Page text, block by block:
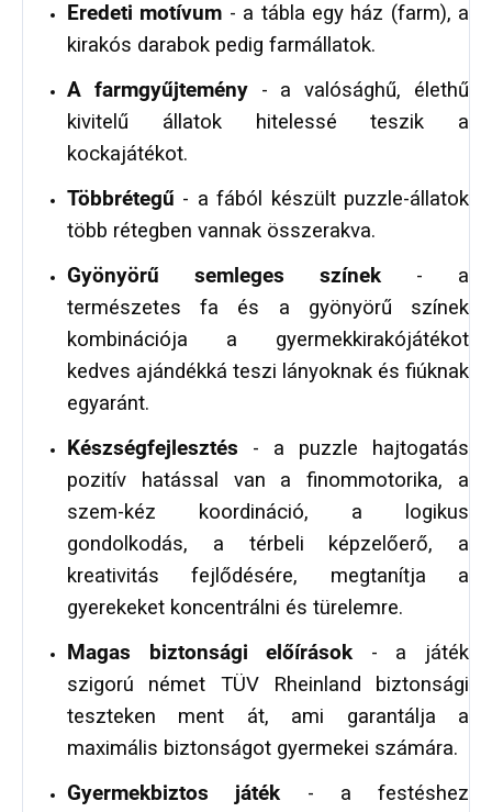
Eredeti motívum - a tábla egy ház (farm), a
kirakós darabok pedig farmállatok.
A farmgyűjtemény- a valósághű, élethű
kivitelű állatok hitelessé teszik a
kockajátékot.
Többrétegű - a fából készült puzzle-állatok
több rétegben vannak összerakva.
Gyönyörű semleges színek - a
természetes fa és a gyönyörű színek
kombinációja a gyermekkirakójátékot
kedves ajándékká teszi lányoknak és fiúknak
egyaránt.
Készségfejlesztés - a puzzle hajtogatás
pozitív hatással van a finommotorika, a
szem-kéz koordináció, a logikus
gondolkodás, a térbeli képzelőerő, a
kreativitás fejlődésére, megtanítja a
gyerekeket koncentrálni és türelemre.
Magas biztonsági előírások - a játék
szigorú német TÜV Rheinland biztonsági
teszteken ment át, ami garantálja a
maximális biztonságot gyermekei számára.
Gyermekbiztos játék - a festéshez